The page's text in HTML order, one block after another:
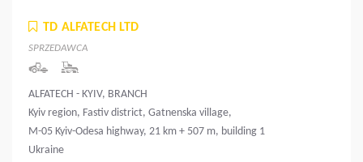
TD ALFATECH LTD
SPRZEDAWCA
ALFATECH - KYIV, BRANCH
Kyiv region, Fastiv district, Gatnenska village,
M-05 Kyiv-Odesa highway, 21 km + 507 m, building 1
Ukraine